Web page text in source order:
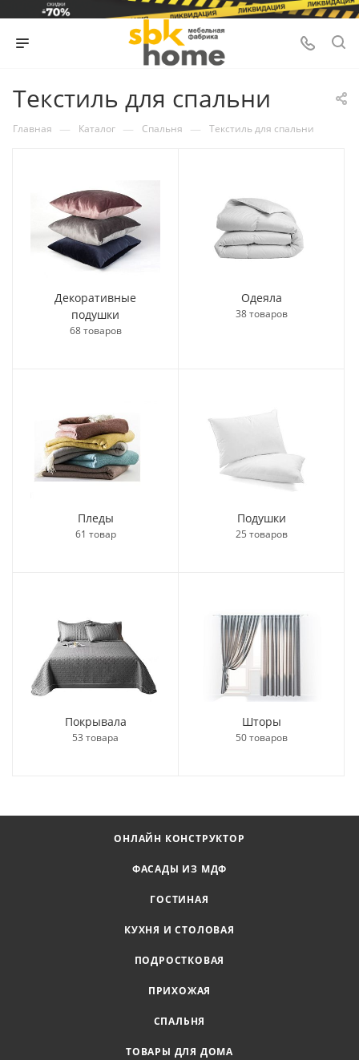
Текстиль для спальни
Главная — Каталог — Спальня — Текстиль для спальни
Декоративные
подушки
68 товаров
Одеяла
38 товаров
Пледы
61 товар
Подушки
25 товаров
Покрывала
53 товара
Шторы
50 товаров
ОНЛАЙН КОНСТРУКТОР
ФАСАДЫ ИЗ МДФ
ГОСТИНАЯ
КУХНЯ И СТОЛОВАЯ
ПОДРОСТКОВАЯ
ПРИХОЖАЯ
СПАЛЬНЯ
ТОВАРЫ ДЛЯ ДОМА